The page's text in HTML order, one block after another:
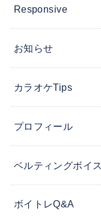
Responsive
お知らせ
カラオケTips
プロフィール
ベルティングボイス
ボイトレQ&A